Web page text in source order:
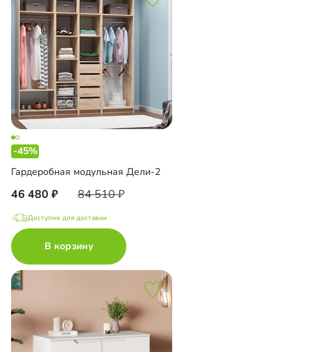
-45%
Гардеробная модульная Дели-2
46 480 84 510
Доступно для доставки
В корзину